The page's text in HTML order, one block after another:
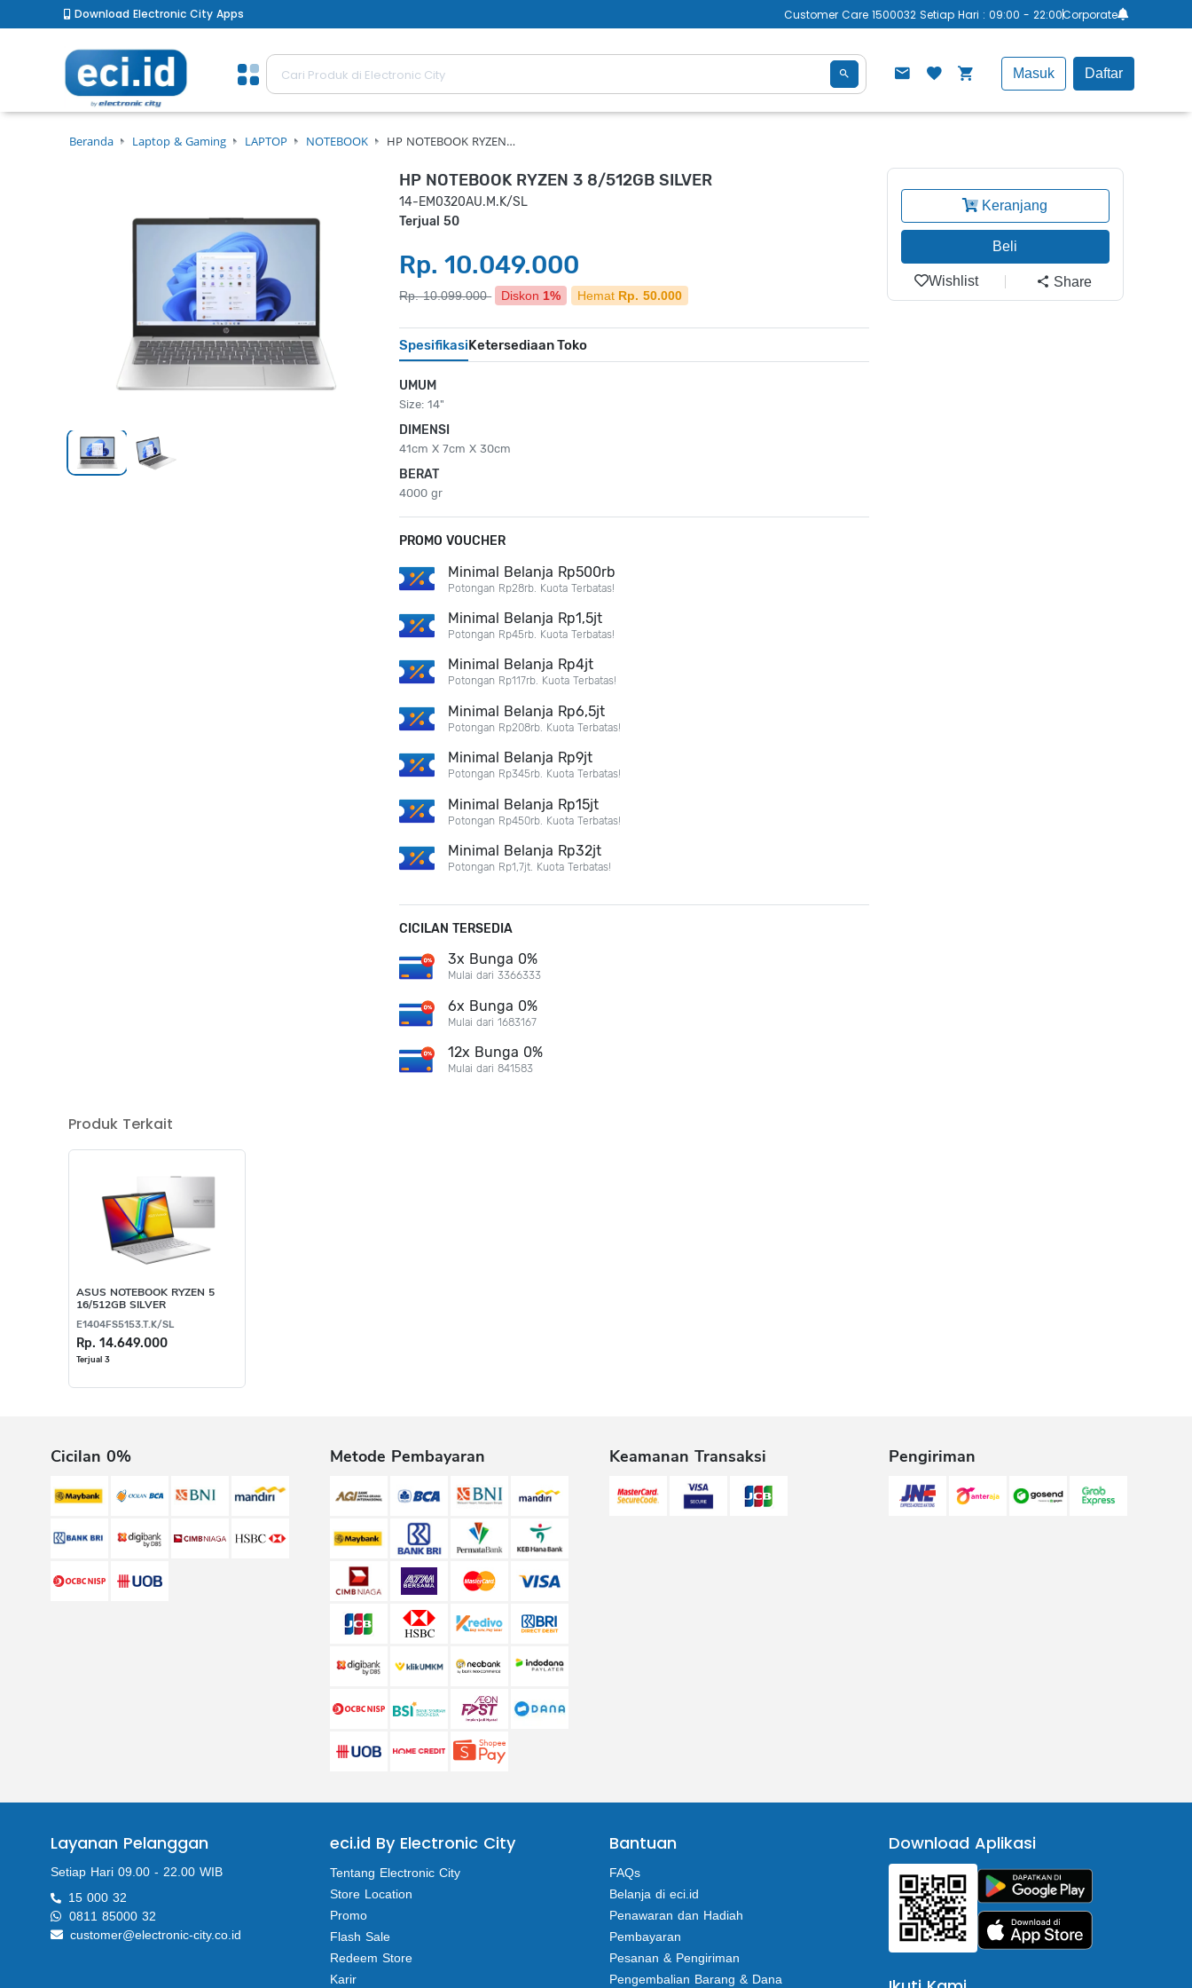
Download Electronic City Apps Customer Care 1500032 Setiap Hari : 09:00 - 22:00Corporate
Masuk Daftar
Beranda Laptop & Gaming LAPTOP NOTEBOOK HP NOTEBOOK RYZEN…
HP NOTEBOOK RYZEN 3 8/512GB SILVER
14-EM0320AU.M.K/SL
Terjual 50
Rp. 10.049.000
Rp. 10.099.000 Diskon 1% Hemat Rp. 50.000
SpesifikasiKetersediaan Toko
UMUM
Size: 14"
DIMENSI
41cm X 7cm X 30cm
BERAT
4000 gr
PROMO VOUCHER
Minimal Belanja Rp500rb
Potongan Rp28rb. Kuota Terbatas!
Minimal Belanja Rp1,5jt
Potongan Rp45rb. Kuota Terbatas!
Minimal Belanja Rp4jt
Potongan Rp117rb. Kuota Terbatas!
Minimal Belanja Rp6,5jt
Potongan Rp208rb. Kuota Terbatas!
Minimal Belanja Rp9jt
Potongan Rp345rb. Kuota Terbatas!
Minimal Belanja Rp15jt
Potongan Rp450rb. Kuota Terbatas!
Minimal Belanja Rp32jt
Potongan Rp1,7jt. Kuota Terbatas!
CICILAN TERSEDIA
3x Bunga 0%
Mulai dari 3366333
6x Bunga 0%
Mulai dari 1683167
12x Bunga 0%
Mulai dari 841583
Keranjang
Beli
Wishlist Share
Produk Terkait
ASUS NOTEBOOK RYZEN 5
16/512GB SILVER
E1404FS5153.T.K/SL
Rp. 14.649.000
Terjual 3
Cicilan 0% Metode Pembayaran Keamanan Transaksi Pengiriman
Layanan Pelanggan
Setiap Hari 09.00 - 22.00 WIB
15 000 32
0811 85000 32
customer@electronic-city.co.id
eci.id By Electronic City
Tentang Electronic City
Store Location
Promo
Flash Sale
Redeem Store
Karir
Bantuan
FAQs
Belanja di eci.id
Penawaran dan Hadiah
Pembayaran
Pesanan & Pengiriman
Pengembalian Barang & Dana
Download Aplikasi